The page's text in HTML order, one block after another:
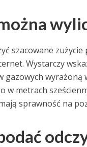
szacowane
Wystarczy
gazowych wyrażoną
w metrach
sprawność na